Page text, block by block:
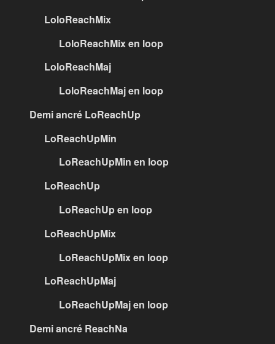
LoloReachMix
LoloReachMix en loop
LoloReachMaj
LoloReachMaj en loop
Demi ancré LoReachUp
LoReachUpMin
LoReachUpMin en loop
LoReachUp
LoReachUp en loop
LoReachUpMix
LoReachUpMix en loop
LoReachUpMaj
LoReachUpMaj en loop
Demi ancré ReachNa